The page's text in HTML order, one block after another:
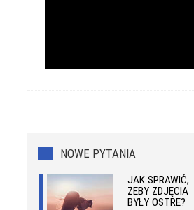
NOWE PYTANIA
JAK SPRAWIĆ,
ŻEBY ZDJĘCIA
BYŁY OSTRE?